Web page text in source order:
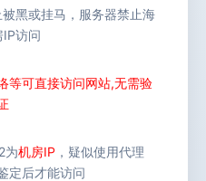
黑或挂马，服务器禁止海
访问
等可直接访问网站,无需验
为机房IP ，疑似使用代理
定后才能访问